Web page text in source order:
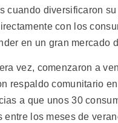
cuando diversificaron
con los
en un gran mercado
vez, comenzaron a
respaldo comunitario
a que unos 30
los meses de